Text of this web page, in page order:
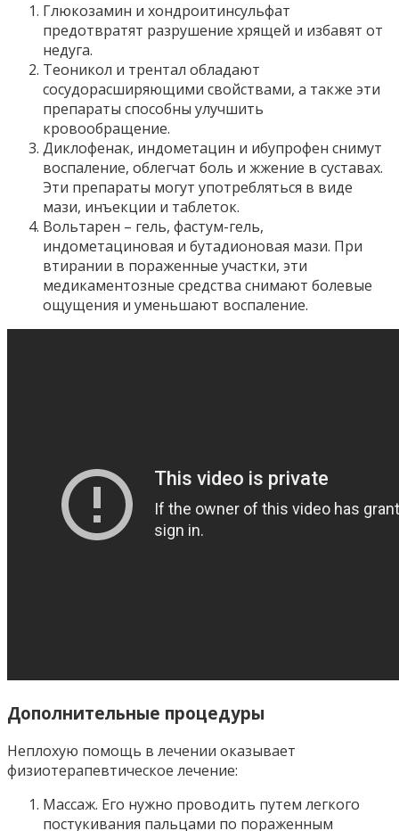
Глюкозамин и хондроитинсульфат
предотвратят разрушение хрящей и избавят от
недуга.
Теоникол и трентал обладают
сосудорасширяющими свойствами, а также эти
препараты способны улучшить
кровообращение.
Диклофенак, индометацин и ибупрофен снимут
воспаление, облегчат боль и жжение в суставах.
Эти препараты могут употребляться в виде
мази, инъекции и таблеток.
Вольтарен – гель, фастум-гель,
индометациновая и бутадионовая мази. При
втирании в пораженные участки, эти
медикаментозные средства снимают болевые
ощущения и уменьшают воспаление.
Дополнительные процедуры
Неплохую помощь в лечении оказывает
физиотерапевтическое лечение:
Массаж. Его нужно проводить путем легкого
постукивания пальцами по пораженным